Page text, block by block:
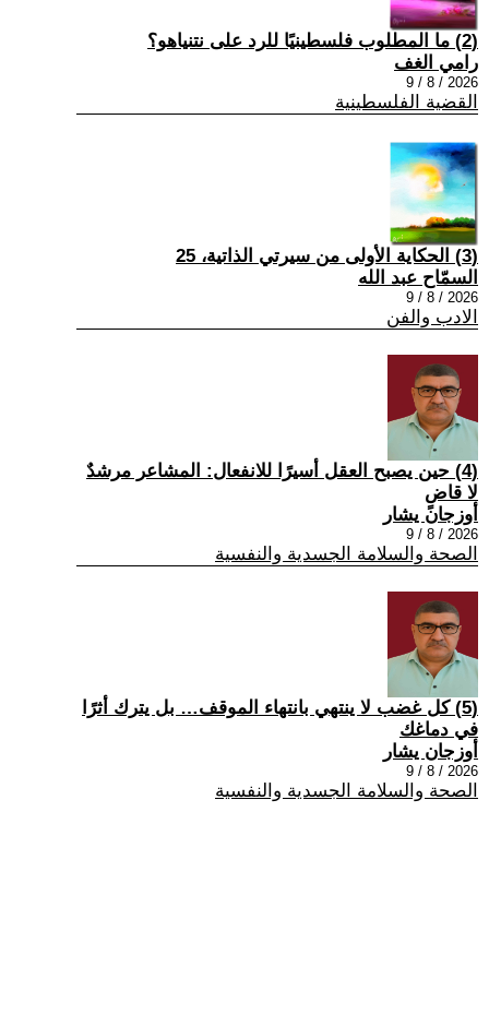
(2) ما المطلوب فلسطينيًا للرد على نتنياهو؟
رامي الغف
2026 / 8 / 9
القضية الفلسطينية
(3) الحكاية الأولى من سيرتي الذاتية، 25
السمّاح عبد الله
2026 / 8 / 9
الادب والفن
(4) حين يصبح العقل أسيرًا للانفعال: المشاعر مرشدٌ
لا قاضٍ
أوزجان يشار
2026 / 8 / 9
الصحة والسلامة الجسدية والنفسية
(5) كل غضب لا ينتهي بانتهاء الموقف… بل يترك أثرًا
في دماغك
أوزجان يشار
2026 / 8 / 9
الصحة والسلامة الجسدية والنفسية